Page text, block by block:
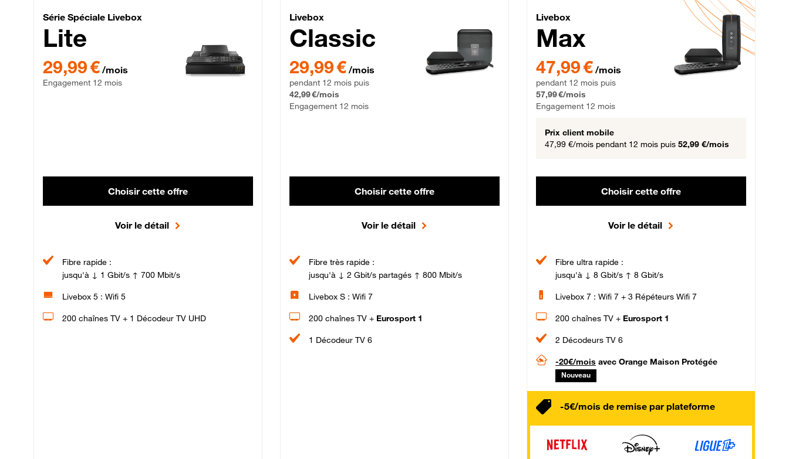
Série Spéciale Livebox Lite Fibre
Série Spéciale Livebox
Lite
29,99 € par mois , Engagement 12 mois
29,99 € /mois
Engagement 12 mois
Choisir cette offre
Voir le détail
Fibre rapide :
jusqu'à ↓ 1 Gbit/s ↑ 700 Mbit/s
Livebox 5 : Wifi 5
200 chaînes TV + 1 Décodeur TV UHD
Livebox Classic Fibre
Livebox
Classic
29,99 € par mois pendant 12 mois puis 42,99 € par mois, Engagement 12 mois
29,99 € /mois
pendant 12 mois puis
42,99 €/mois
Engagement 12 mois
Choisir cette offre
Voir le détail
Fibre très rapide :
jusqu'à ↓ 2 Gbit/s partagés ↑ 800 Mbit/s
Livebox S : Wifi 7
200 chaînes TV + Eurosport 1
1 Décodeur TV 6
Livebox Max Fibre
Livebox
Max
47,99 € par mois pendant 12 mois puis 57,99 € par mois,
47,99 € /mois
pendant 12 mois puis
57,99 €/mois
Engagement 12 mois
Prix client mobile
47,99 €/mois pendant 12 mois puis 52,99 €/mois
Choisir cette offre
Voir le détail
Fibre ultra rapide :
jusqu'à ↓ 8 Gbit/s ↑ 8 Gbit/s
Livebox 7 : Wifi 7 + 3 Répéteurs Wifi 7
200 chaînes TV + Eurosport 1
2 Décodeurs TV 6
-20€/mois avec Orange Maison Protégée
Nouveau
-5€/mois de remise par plateforme